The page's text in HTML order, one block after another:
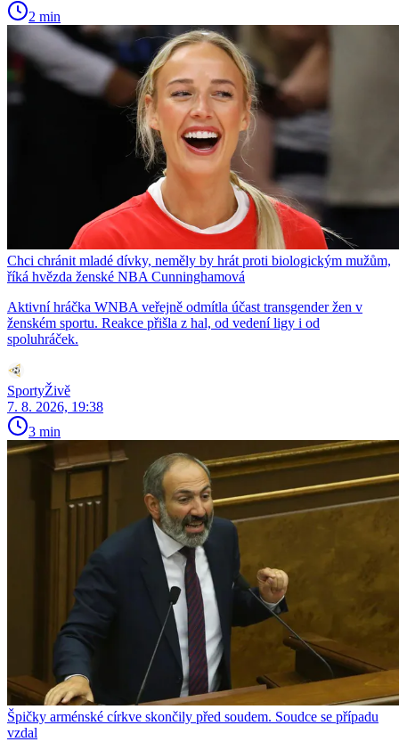
2 min
Chci chránit mladé dívky, neměly by hrát proti biologickým mužům,
říká hvězda ženské NBA Cunninghamová
Aktivní hráčka WNBA veřejně odmítla účast transgender žen v
ženském sportu. Reakce přišla z hal, od vedení ligy i od
spoluhráček.
SportyŽivě
7. 8. 2026, 19:38
3 min
Špičky arménské církve skončily před soudem. Soudce se případu
vzdal